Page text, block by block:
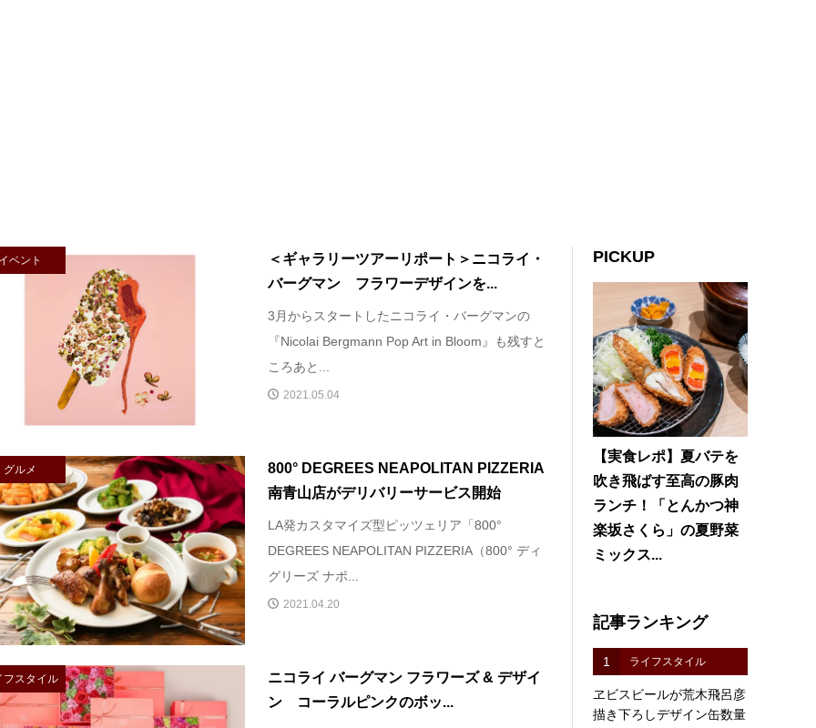
ベント
＜ギャラリーツアーリポート＞ニコライ・
バーグマン フラワーデザインを...
3月からスタートしたニコライ・バーグマンの
『Nicolai Bergmann Pop Art in Bloom』も残すと
ころあと...
2021.05.04
グルメ
800° DEGREES NEAPOLITAN PIZZERIA
南青山店がデリバリーサービス開始
LA発カスタマイズ型ピッツェリア「800°
DEGREES NEAPOLITAN PIZZERIA（800° ディ
グリーズ ナポ...
2021.04.20
フスタイル
ニコライ バーグマン フラワーズ & デザイ
ン コーラルピンクのボッ...
PICKUP
【実食レポ】夏バテを
吹き飛ばす至高の豚肉
ランチ！「とんかつ神
楽坂さくら」の夏野菜
ミックス...
記事ランキング
1 ライフスタイル
ヱビスビールが荒木飛呂彦
描き下ろしデザイン缶数量